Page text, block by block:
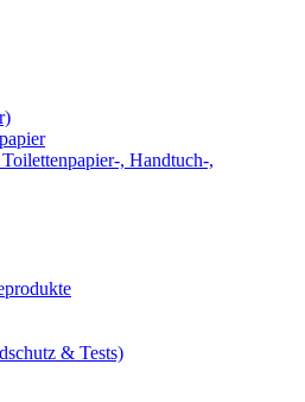
, Handtuch-,
& Tests)